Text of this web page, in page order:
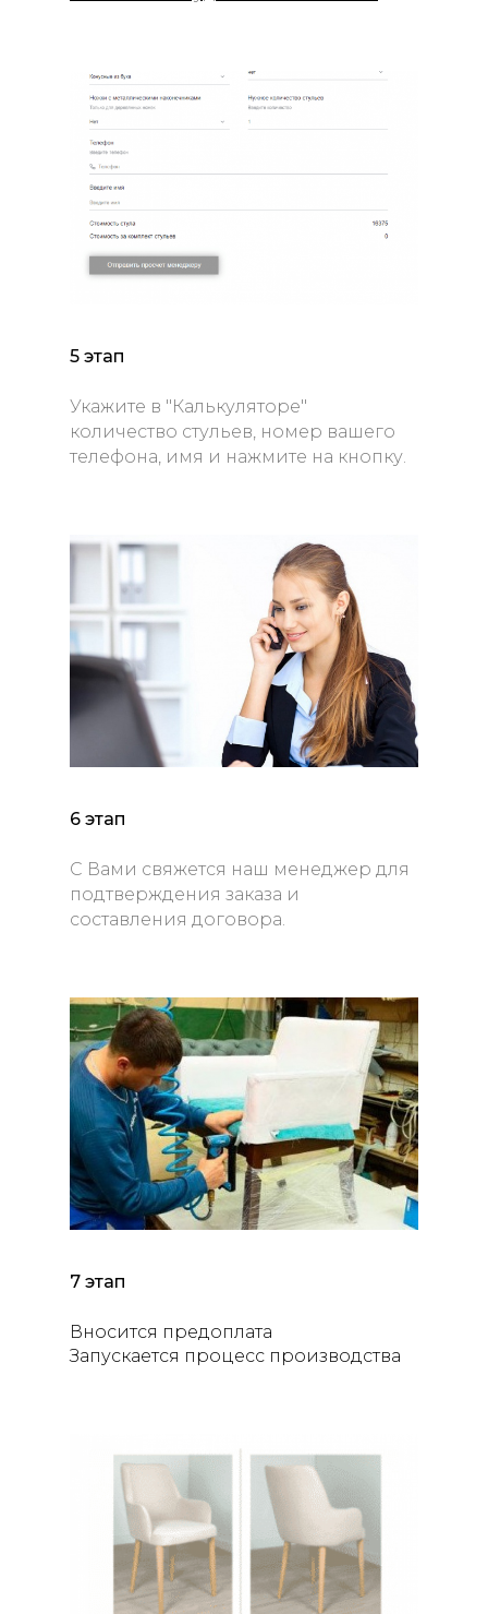
5 этап
Укажите в "Калькуляторе"
количество стульев, номер вашего
телефона, имя и нажмите на кнопку.
6 этап
С Вами свяжется наш менеджер для
подтверждения заказа и
составления договора.
7 этап
Вносится предоплата
Запускается процесс производства